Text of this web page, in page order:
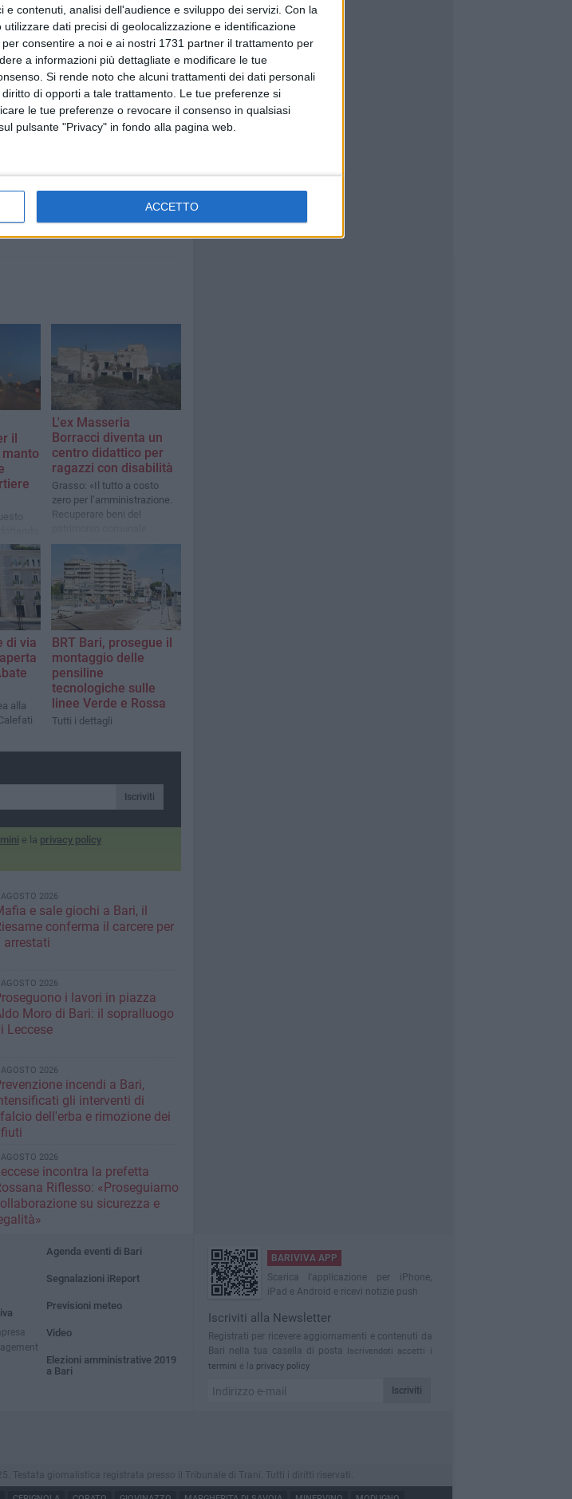
contenuti, analisi dell'audience e sviluppo dei servizi. Con la
dati precisi di geolocalizzazione e identificazione
consentire a noi e ai nostri 1731 partner il trattamento per
a informazioni più dettagliate e modificare le tue
Si rende noto che alcuni trattamenti dei dati personali
di opporti a tale trattamento. Le tue preferenze si
le tue preferenze o revocare il consenso in qualsiasi
pulsante "Privacy" in fondo alla pagina web.
ACCETTO
ore 7 alle 17 e, salvo
2026
Metropolitana di Bari,
i termini per diverse
il
al
L'ex Masseria
Borracci diventa un
centro didattico per
ragazzi con disabilità
Grasso: «Il tutto a costo
zero per l’amministrazione.
Recuperare beni del
attraverso progetti
lungimiranti»
di via
alla
BRT Bari, prosegue il
montaggio delle
pensiline
tecnologiche sulle
linee Verde e Rossa
Tutti i dettagli
Iscriviti
e la privacy policy
2026
e sale giochi a Bari, il
conferma il carcere per
arrestati
2026
i lavori in piazza
Moro di Bari: il sopralluogo
Leccese
2026
incendi a Bari,
gli interventi di
dell'erba e rimozione dei
2026
incontra la prefetta
Riflesso: «Proseguiamo
su sicurezza e
Agenda eventi di Bari
Segnalazioni iReport
Previsioni meteo
Video
Elezioni amministrative 2019
a Bari
BARIVIVA APP
Scarica l'applicazione per iPhone,
iPad e Android e ricevi notizie push
Iscriviti alla Newsletter
Registrati per ricevere aggiornamenti e contenuti da
Bari nella tua casella di posta Iscrivendoti accetti i
termini e la privacy policy
Iscriviti
Testata giornalistica registrata presso il Tribunale di Trani. Tutti i diritti riservati.